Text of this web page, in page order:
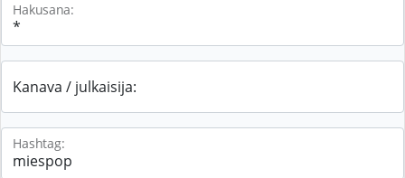
Hakusana:
Kanava / julkaisija:
Hashtag: